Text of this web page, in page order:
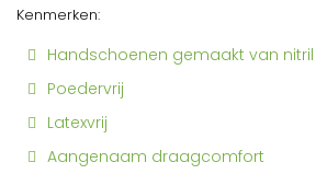
Kenmerken:
Handschoenen gemaakt van nitril
Poedervrij
Latexvrij
Aangenaam draagcomfort